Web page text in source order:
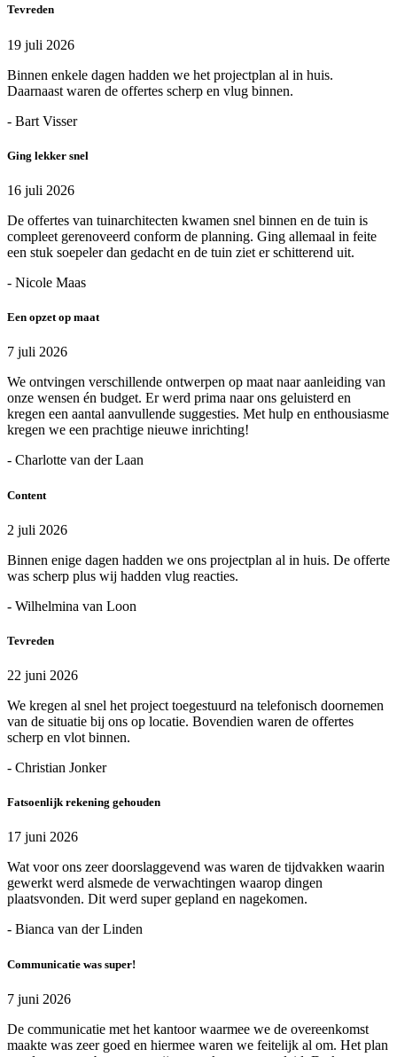
Tevreden
19 juli 2026
Binnen enkele dagen hadden we het projectplan al in huis.
Daarnaast waren de offertes scherp en vlug binnen.
- Bart Visser
Ging lekker snel
16 juli 2026
De offertes van tuinarchitecten kwamen snel binnen en de tuin is
compleet gerenoveerd conform de planning. Ging allemaal in feite
een stuk soepeler dan gedacht en de tuin ziet er schitterend uit.
- Nicole Maas
Een opzet op maat
7 juli 2026
We ontvingen verschillende ontwerpen op maat naar aanleiding van
onze wensen én budget. Er werd prima naar ons geluisterd en
kregen een aantal aanvullende suggesties. Met hulp en enthousiasme
kregen we een prachtige nieuwe inrichting!
- Charlotte van der Laan
Content
2 juli 2026
Binnen enige dagen hadden we ons projectplan al in huis. De offerte
was scherp plus wij hadden vlug reacties.
- Wilhelmina van Loon
Tevreden
22 juni 2026
We kregen al snel het project toegestuurd na telefonisch doornemen
van de situatie bij ons op locatie. Bovendien waren de offertes
scherp en vlot binnen.
- Christian Jonker
Fatsoenlijk rekening gehouden
17 juni 2026
Wat voor ons zeer doorslaggevend was waren de tijdvakken waarin
gewerkt werd alsmede de verwachtingen waarop dingen
plaatsvonden. Dit werd super gepland en nagekomen.
- Bianca van der Linden
Communicatie was super!
7 juni 2026
De communicatie met het kantoor waarmee we de overeenkomst
maakte was zeer goed en hiermee waren we feitelijk al om. Het plan